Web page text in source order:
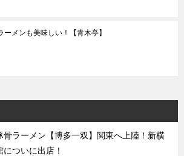
ーメンも美味しい！【青木亭】
骨ラーメン【博多一双】関東へ上陸！新横
ついに出店！